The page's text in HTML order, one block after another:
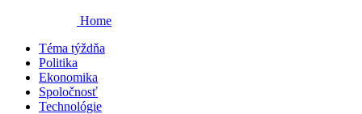
Home
Téma týždňa
Politika
Ekonomika
Spoločnosť
Technológie